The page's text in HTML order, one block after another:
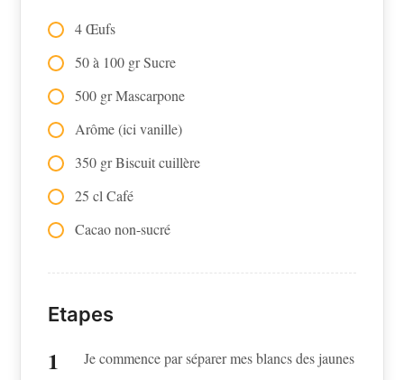
4 Œufs
50 à 100 gr Sucre
500 gr Mascarpone
Arôme (ici vanille)
350 gr Biscuit cuillère
25 cl Café
Cacao non-sucré
Etapes
Je commence par séparer mes blancs des jaunes